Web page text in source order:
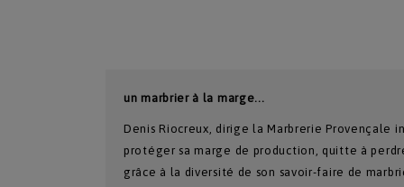
un marbrier à la marge...
Denis Riocreux, dirige la Marbrerie Provençale
protéger sa marge de production, quitte à
grâce à la diversité de son savoir-faire de